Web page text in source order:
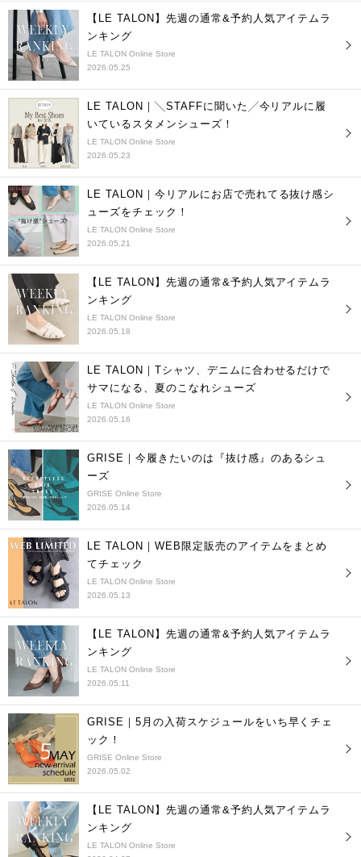
【LE TALON】先週の通常&予約人気アイテムラ
ンキング
LE TALON Online Store
2026.05.25
LE TALON｜╲STAFFに聞いた╱今リアルに履
いているスタメンシューズ！
LE TALON Online Store
2026.05.23
LE TALON｜今リアルにお店で売れてる抜け感シ
ューズをチェック！
LE TALON Online Store
2026.05.21
【LE TALON】先週の通常&予約人気アイテムラ
ンキング
LE TALON Online Store
2026.05.18
LE TALON｜Tシャツ、デニムに合わせるだけで
サマになる、夏のこなれシューズ
LE TALON Online Store
2026.05.16
GRISE｜今履きたいのは『抜け感』のあるシュ
ーズ
GRISE Online Store
2026.05.14
LE TALON｜WEB限定販売のアイテムをまとめ
てチェック
LE TALON Online Store
2026.05.13
【LE TALON】先週の通常&予約人気アイテムラ
ンキング
LE TALON Online Store
2026.05.11
GRISE｜5月の入荷スケジュールをいち早くチェ
ック！
GRISE Online Store
2026.05.02
【LE TALON】先週の通常&予約人気アイテムラ
ンキング
LE TALON Online Store